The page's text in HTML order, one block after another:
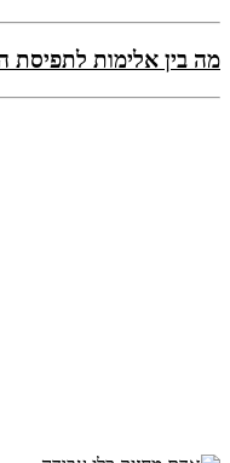
מה בין אלימות לתפיסת